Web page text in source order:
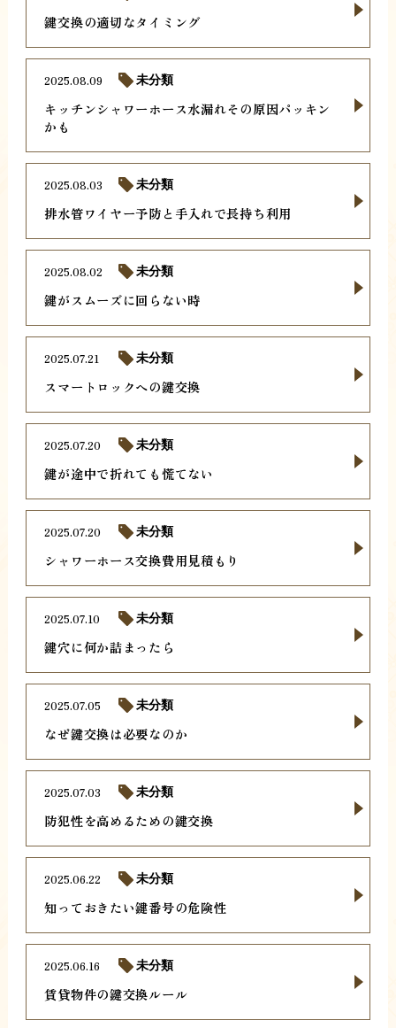
鍵交換の適切なタイミング
キッチンシャワーホース水漏れその原因パッキン
かも
2025.08.09 未分類
排水管ワイヤー予防と手入れで長持ち利用
2025.08.03 未分類
鍵がスムーズに回らない時
2025.08.02 未分類
スマートロックへの鍵交換
2025.07.21 未分類
鍵が途中で折れても慌てない
2025.07.20 未分類
シャワーホース交換費用見積もり
2025.07.20 未分類
鍵穴に何か詰まったら
2025.07.10 未分類
なぜ鍵交換は必要なのか
2025.07.05 未分類
防犯性を高めるための鍵交換
2025.07.03 未分類
知っておきたい鍵番号の危険性
2025.06.22 未分類
賃貸物件の鍵交換ルール
2025.06.16 未分類